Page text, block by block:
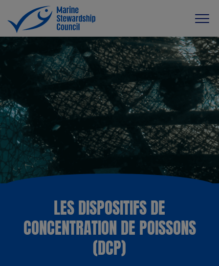
LES DISPOSITIFS DE
CONCENTRATION DE POISSONS
(DCP)